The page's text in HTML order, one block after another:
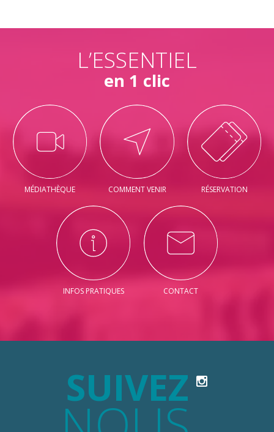
L’ESSENTIEL
en 1 clic
MÉDIATHÈQUE COMMENT VENIR RÉSERVATION
INFOS PRATIQUES CONTACT
SUIVEZ